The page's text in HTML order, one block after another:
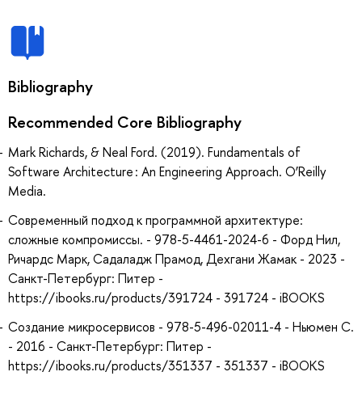
Bibliography
Recommended Core Bibliography
Mark Richards, & Neal Ford. (2019). Fundamentals of
Software Architecture : An Engineering Approach. O’Reilly
Media.
Современный подход к программной архитектуре:
сложные компромиссы. - 978-5-4461-2024-6 - Форд Нил,
Ричардс Марк, Садаладж Прамод, Дехгани Жамак - 2023 -
Санкт-Петербург: Питер -
https://ibooks.ru/products/391724 - 391724 - iBOOKS
Создание микросервисов - 978-5-496-02011-4 - Ньюмен С.
- 2016 - Санкт-Петербург: Питер -
https://ibooks.ru/products/351337 - 351337 - iBOOKS